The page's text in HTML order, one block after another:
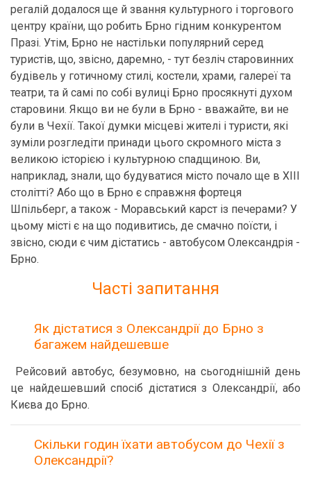
регалій додалося ще й звання культурного і торгового
центру країни, що робить Брно гідним конкурентом
Празі. Утім, Брно не настільки популярний серед
туристів, що, звісно, даремно, - тут безліч старовинних
будівель у готичному стилі, костели, храми, галереї та
театри, та й самі по собі вулиці Брно просякнуті духом
старовини. Якщо ви не були в Брно - вважайте, ви не
були в Чехії. Такої думки місцеві жителі і туристи, які
зуміли розгледіти принади цього скромного міста з
великою історією і культурною спадщиною. Ви,
наприклад, знали, що будуватися місто почало ще в XIII
столітті? Або що в Брно є справжня фортеця
Шпільберг, а також - Моравський карст із печерами? У
цьому місті є на що подивитись, де смачно поїсти, і
звісно, сюди є чим дістатись - автобусом Олександрія -
Брно.
Часті запитання
Як дістатися з Олександрії до Брно з
багажем найдешевше
Рейсовий автобус, безумовно, на сьогоднішній день
це найдешевший спосіб дістатися з Олександрії, або
Києва до Брно.
Скільки годин їхати автобусом до Чехії з
Олександрії?